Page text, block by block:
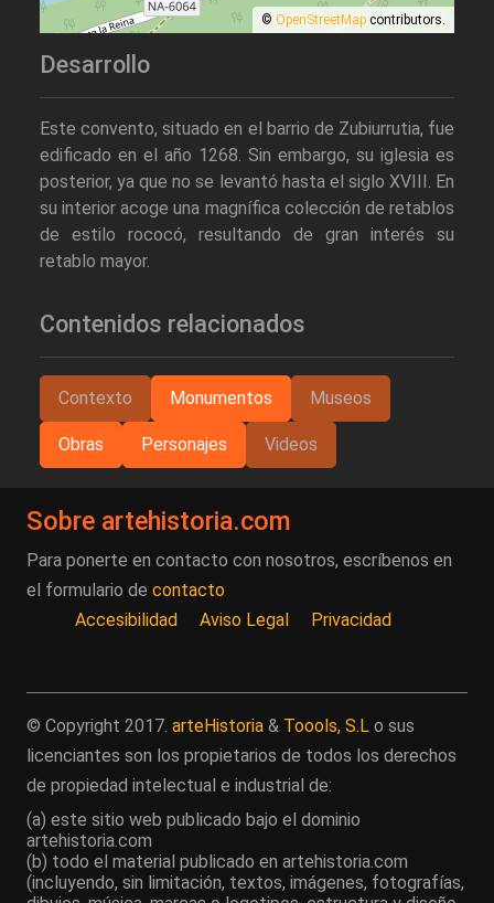
© OpenStreetMap contributors.
Desarrollo
Este convento, situado en el barrio de Zubiurrutia, fue
edificado en el año 1268. Sin embargo, su iglesia es
posterior, ya que no se levantó hasta el siglo XVIII. En
su interior acoge una magnífica colección de retablos
de estilo rococó, resultando de gran interés su
retablo mayor.
Contenidos relacionados
Contexto Monumentos Museos
Obras Personajes Videos
Sobre artehistoria.com
Para ponerte en contacto con nosotros, escríbenos en
el formulario de contacto
Accesibilidad
Aviso Legal Privacidad
© Copyright 2017. arteHistoria & Toools, S.L o sus
licenciantes son los propietarios de todos los derechos
de propiedad intelectual e industrial de:
(a) este sitio web publicado bajo el dominio
artehistoria.com
(b) todo el material publicado en artehistoria.com
(incluyendo, sin limitación, textos, imágenes, fotografías,